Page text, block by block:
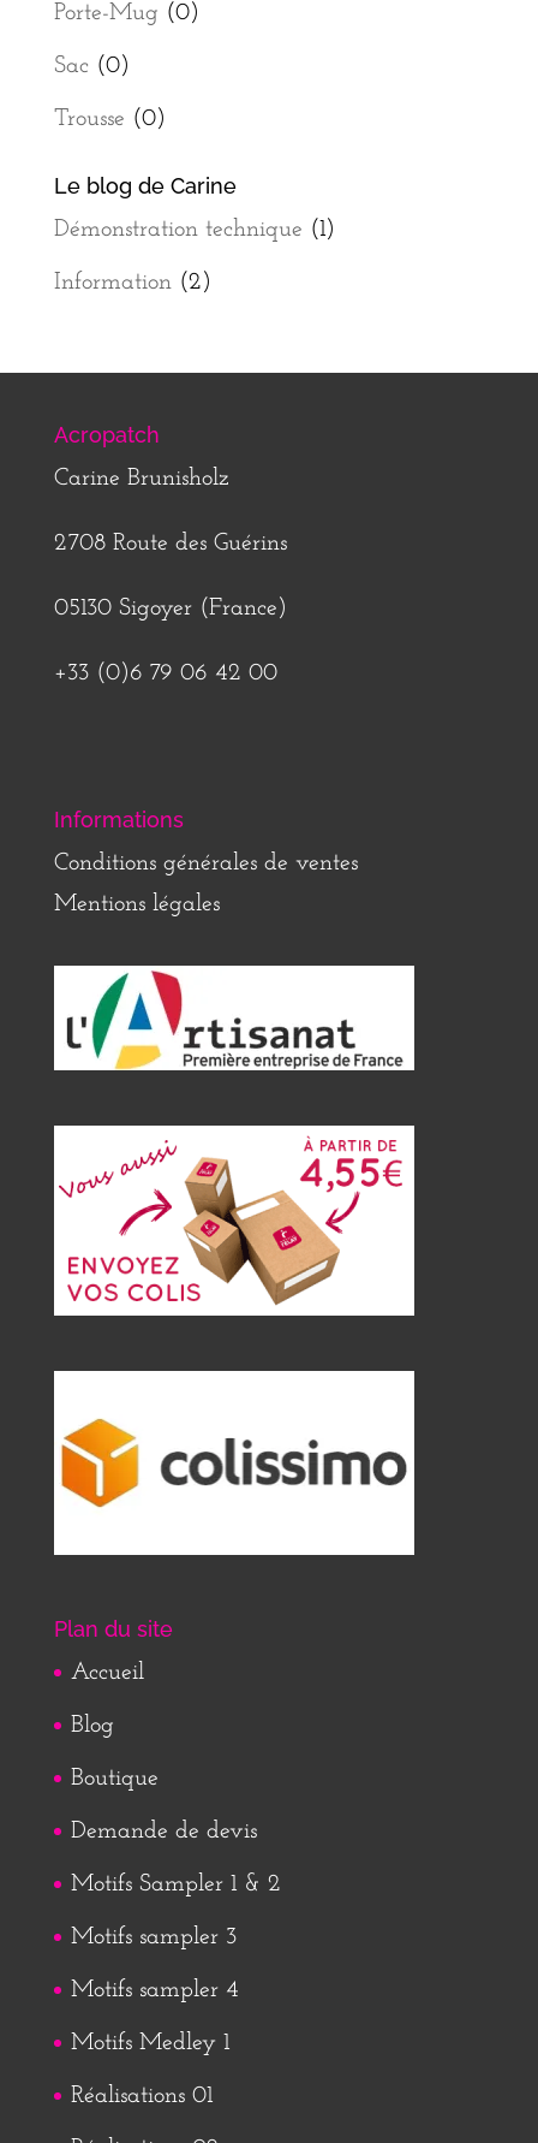
Porte-Mug (0)
Sac (0)
Trousse (0)
Le blog de Carine
Démonstration technique (1)
Information(2)
Acropatch
Carine Brunisholz
2708 Route des Guérins
05130 Sigoyer (France)
+33 (0)6 79 06 42 00
Informations
Conditions générales de ventes
Mentions légales
Plan du site
Accueil
Blog
Boutique
Demande de devis
Motifs Sampler 1 & 2
Motifs sampler 3
Motifs sampler 4
Motifs Medley 1
Réalisations 01